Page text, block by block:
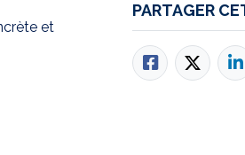
et
PARTAGER